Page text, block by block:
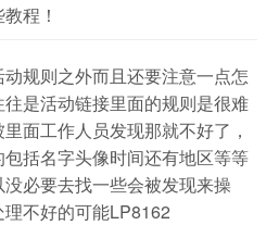
程！
规则之外而且还要注意一点怎
是活动链接里面的规则是很难
面工作人员发现那就不好了，
括名字头像时间还有地区等等
必要去找一些会被发现来操
不好的可能LP8162